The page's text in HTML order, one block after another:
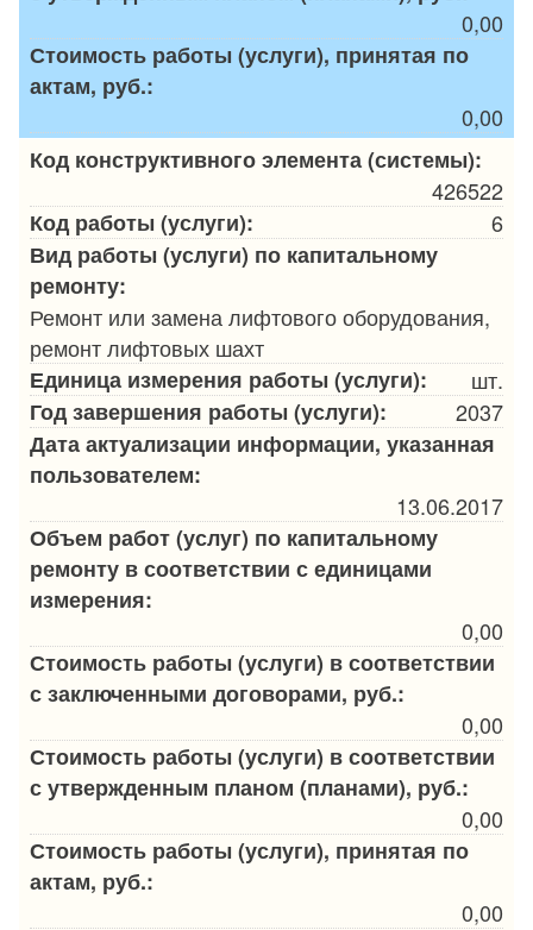
0,00
Стоимость работы (услуги), принятая по
актам, руб.:
0,00
Код конструктивного элемента (системы):
426522
Код работы (услуги):
6
Вид работы (услуги) по капитальному
ремонту:
Ремонт или замена лифтового оборудования,
ремонт лифтовых шахт
Единица измерения работы (услуги):
шт.
Год завершения работы (услуги):
2037
Дата актуализации информации, указанная
пользователем:
13.06.2017
Объем работ (услуг) по капитальному
ремонту в соответствии с единицами
измерения:
0,00
Стоимость работы (услуги) в соответствии
с заключенными договорами, руб.:
0,00
Стоимость работы (услуги) в соответствии
с утвержденным планом (планами), руб.:
0,00
Стоимость работы (услуги), принятая по
актам, руб.:
0,00